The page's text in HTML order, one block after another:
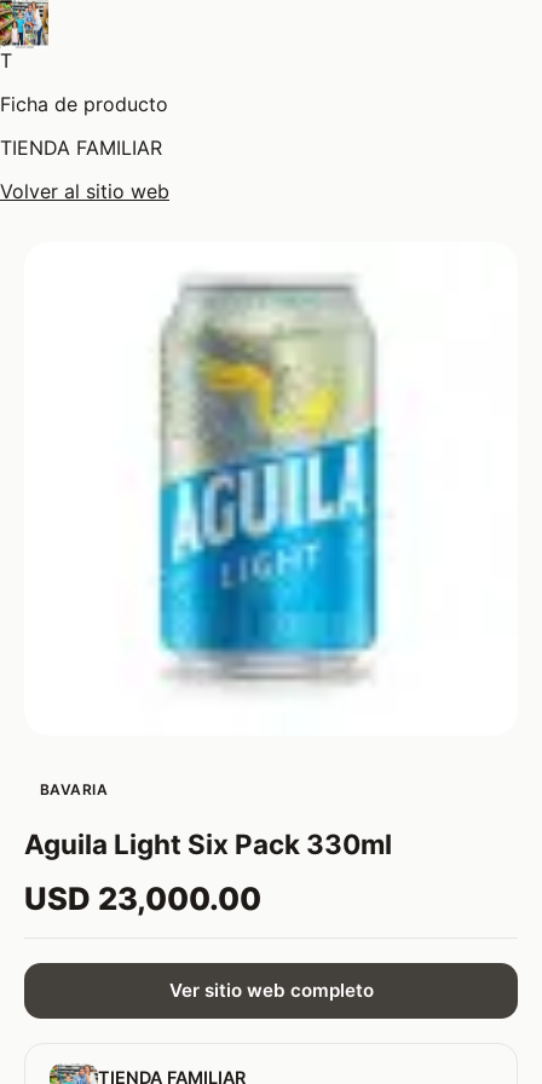
T
Ficha de producto
TIENDA FAMILIAR
Volver al sitio web
BAVARIA
Aguila Light Six Pack 330ml
USD 23,000.00
Ver sitio web completo
TIENDA FAMILIAR